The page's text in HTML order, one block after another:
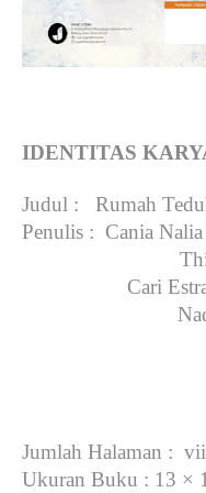
IDENTITAS
Judul : Rumah
Penulis : Cania Nalia
Cari
Jumlah Halaman :
Ukuran Buku : 13 ×